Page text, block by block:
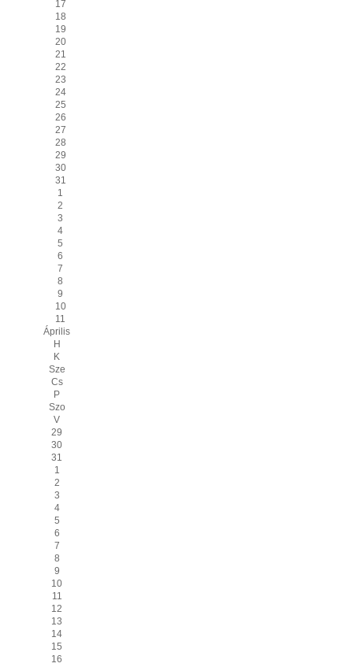
17
18
19
20
21
22
23
24
25
26
27
28
29
30
31
1
2
3
4
5
6
7
8
9
10
11
Április
H
K
Sze
Cs
P
Szo
V
29
30
31
1
2
3
4
5
6
7
8
9
10
11
12
13
14
15
16